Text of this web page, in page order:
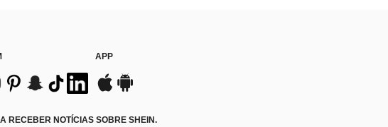
APP
RECEBER NOTÍCIAS SOBRE SHEIN.